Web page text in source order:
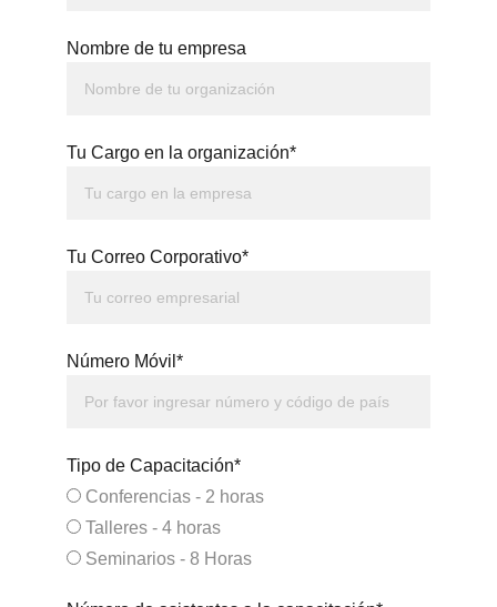
Nombre de tu empresa
Tu Cargo en la organización*
Tu Correo Corporativo*
Número Móvil*
Tipo de Capacitación*
Conferencias - 2 horas
Talleres - 4 horas
Seminarios - 8 Horas